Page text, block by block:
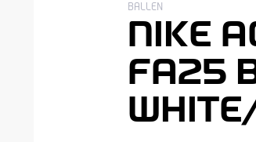
BALLEN
NIKE
FA25